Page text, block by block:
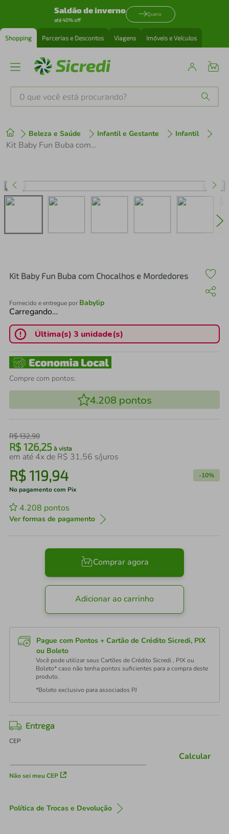
Saldão de inverno
até 40% off
Quero
Shopping Parcerias e Descontos Viagens Imóveis e Veículos
O que você está procurando?
Beleza e Saúde Infantil e Gestante Infantil
Kit Baby Fun Buba com Chocalhos e Mordedores
Kit Baby Fun Buba com Chocalhos e Mordedores
Fornecido e entregue por Babylip
Carregando…
Última(s) 3 unidade(s)
Compre com pontos:
4.208 pontos
R$132,90
R$ 126,25 à vista
em até 4x de R$ 31,56 s/juros
R$119,94 -10%
No pagamento com Pix
4.208 pontos
Ver formas de pagamento
Comprar agora
Adicionar ao carrinho
Pague com Pontos + Cartão de Crédito Sicredi, PIX
ou Boleto
Você pode utilizar seus Cartões de Crédito Sicredi , PIX ou
Boleto* caso não tenha pontos suficientes para a compra deste
produto.
*Boleto exclusivo para associados PJ
Entrega
CEP
Não sei meu CEP
Calcular
Política de Trocas e Devolução
1º tenis
perfume